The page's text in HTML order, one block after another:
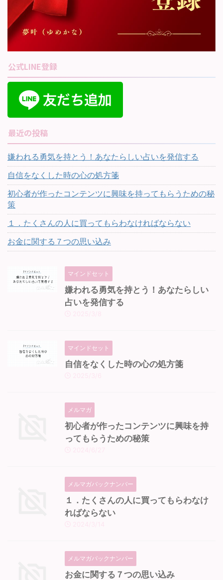
公式LINE登録
最近の投稿
嫌われる勇気を持とう！あなたらしい占いを発信する
自信をなくした時の心の処方箋
初心者が作ったコンテンツに興味を持ってもらうための秘
策
１．たくさんの人に買ってもらわなければならない
お金に関する７つの思い込み
マインドセット
嫌われる勇気を持とう！あなたらしい
占いを発信する
マインドセット
自信をなくした時の心の処方箋
メルマガ
初心者が作ったコンテンツに興味を持
ってもらうための秘策
メルマガバックナンバー
１．たくさんの人に買ってもらわなけ
ればならない
メルマガバックナンバー
お金に関する７つの思い込み